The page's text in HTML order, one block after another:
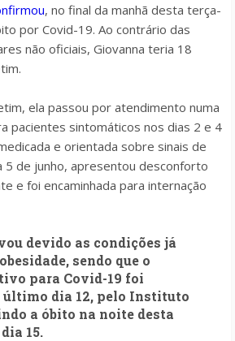
, no final da manhã desta terça-
por Covid-19. Ao contrário das
não oficiais, Giovanna teria 18
ela passou por atendimento numa
pacientes sintomáticos nos dias 2 e 4
e orientada sobre sinais de
5 de junho, apresentou desconforto
e foi encaminhada para internação
devido as condições já
sendo que o
para Covid-19 foi
último dia 12, pelo Instituto
a óbito na noite desta
15.